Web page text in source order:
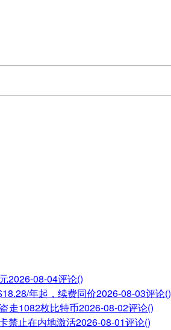
2026-08-04评论()
年起，续费同价2026-08-03评论()
走1082枚比特币2026-08-02评论()
禁止在内地激活2026-08-01评论()